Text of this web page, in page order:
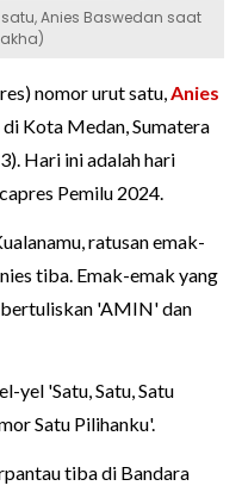
Anies Baswedan saat
nomor urut satu,Anies
Kota Medan, Sumatera
Hari ini adalah hari
Pemilu 2024.
ratusan emak-
tiba. Emak-emak yang
'AMIN' dan
yel 'Satu, Satu, Satu
Satu Pilihanku'.
tiba di Bandara